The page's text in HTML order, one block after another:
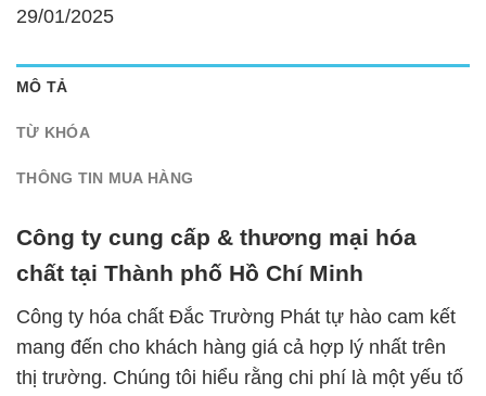
29/01/2025
MÔ TẢ
TỪ KHÓA
THÔNG TIN MUA HÀNG
Công ty cung cấp & thương mại hóa
chất tại Thành phố Hồ Chí Minh
Công ty hóa chất Đắc Trường Phát tự hào cam kết
mang đến cho khách hàng giá cả hợp lý nhất trên
thị trường. Chúng tôi hiểu rằng chi phí là một yếu tố